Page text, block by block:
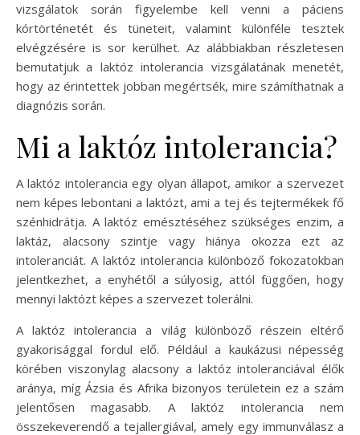
vizsgálatok során figyelembe kell venni a páciens
kórtörténetét és tüneteit, valamint különféle tesztek
elvégzésére is sor kerülhet. Az alábbiakban részletesen
bemutatjuk a laktóz intolerancia vizsgálatának menetét,
hogy az érintettek jobban megértsék, mire számíthatnak a
diagnózis során.
Mi a laktóz intolerancia?
A laktóz intolerancia egy olyan állapot, amikor a szervezet
nem képes lebontani a laktózt, ami a tej és tejtermékek fő
szénhidrátja. A laktóz emésztéséhez szükséges enzim, a
laktáz, alacsony szintje vagy hiánya okozza ezt az
intoleranciát. A laktóz intolerancia különböző fokozatokban
jelentkezhet, a enyhétől a súlyosig, attól függően, hogy
mennyi laktózt képes a szervezet tolerálni.
A laktóz intolerancia a világ különböző részein eltérő
gyakorisággal fordul elő. Például a kaukázusi népesség
körében viszonylag alacsony a laktóz intoleranciával élők
aránya, míg Ázsia és Afrika bizonyos területein ez a szám
jelentősen magasabb. A laktóz intolerancia nem
összekeverendő a tejallergiával, amely egy immunválasz a